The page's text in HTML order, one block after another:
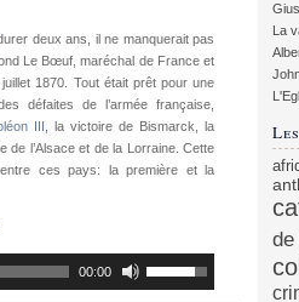
deux ans, il ne manquerait pas
Le Bœuf, maréchal de France et
1870. Tout était prêt pour une
défaites de l’armée française,
III
, la victoire de Bismarck, la
de l’Alsace et de la Lorraine. Cette
ces pays: la première et la
00:00
La
de